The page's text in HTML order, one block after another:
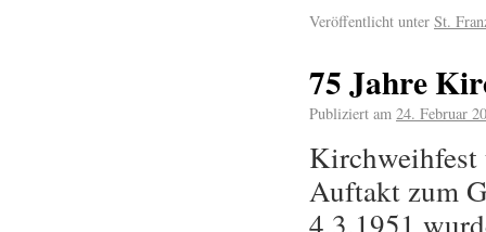
Veröffentlicht unter St.
75 Jahre
Publiziert am 24. Februar
Kirchweihfest
Auftakt zum
4.3.1951